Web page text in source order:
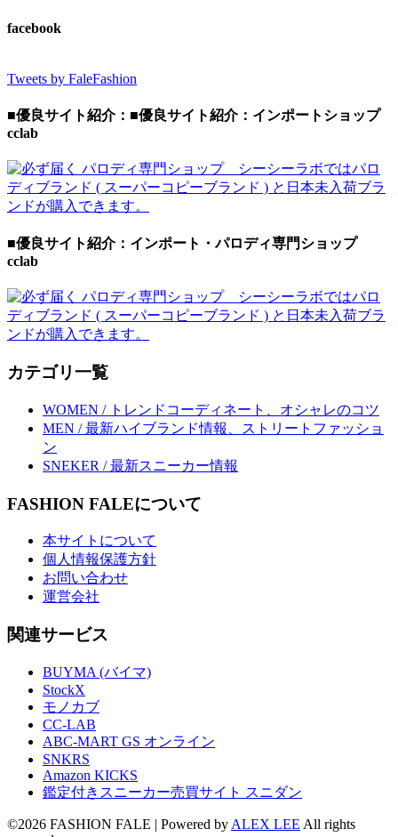
facebook
Tweets by FaleFashion
■優良サイト紹介：■優良サイト紹介：インポートショップ
cclab
■優良サイト紹介：インポート・パロディ専門ショップ
cclab
カテゴリ一覧
WOMEN / トレンドコーディネート、オシャレのコツ
MEN / 最新ハイブランド情報、ストリートファッショ
ン
SNEKER / 最新スニーカー情報
FASHION FALEについて
本サイトについて
個人情報保護方針
お問い合わせ
運営会社
関連サービス
BUYMA (バイマ)
StockX
モノカブ
CC-LAB
ABC-MART GS オンライン
SNKRS
Amazon KICKS
鑑定付きスニーカー売買サイト スニダン
©2026 FASHION FALE | Powered by ALEX LEE All rights